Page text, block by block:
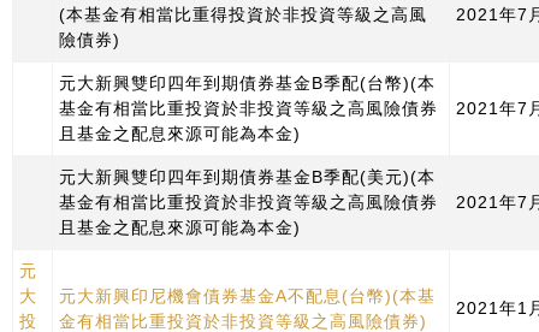
(本基金有相當比重得投資於非投資等級之高風
險債券)
2021年7
元大新興雙印四年到期債券基金B季配(台幣)(本
基金有相當比重投資於非投資等級之高風險債券
且基金之配息來源可能為本金)
2021年7
元大新興雙印四年到期債券基金B季配(美元)(本
基金有相當比重投資於非投資等級之高風險債券
且基金之配息來源可能為本金)
2021年7
元
大
投
元大新興印尼機會債券基金A不配息(台幣)(本基
金有相當比重投資於非投資等級之高風險債券)
2021年1